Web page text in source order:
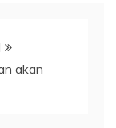
akan